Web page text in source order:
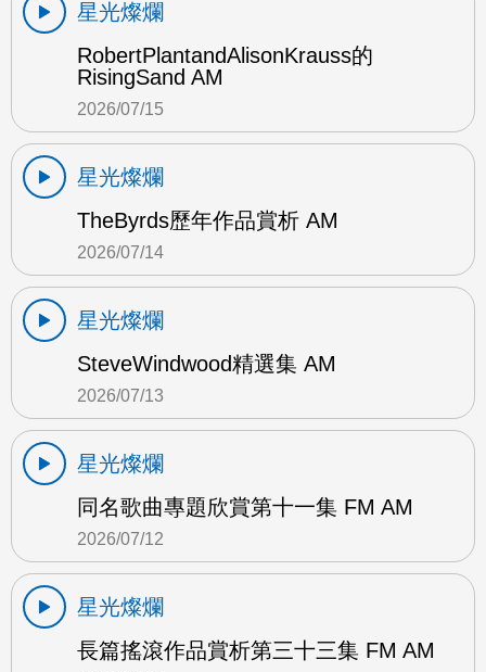
星光燦爛
RobertPlantandAlisonKrauss的
RisingSand AM
2026/07/15
星光燦爛
TheByrds歷年作品賞析 AM
2026/07/14
星光燦爛
SteveWindwood精選集 AM
2026/07/13
星光燦爛
同名歌曲專題欣賞第十一集 FM AM
2026/07/12
星光燦爛
長篇搖滾作品賞析第三十三集 FM AM